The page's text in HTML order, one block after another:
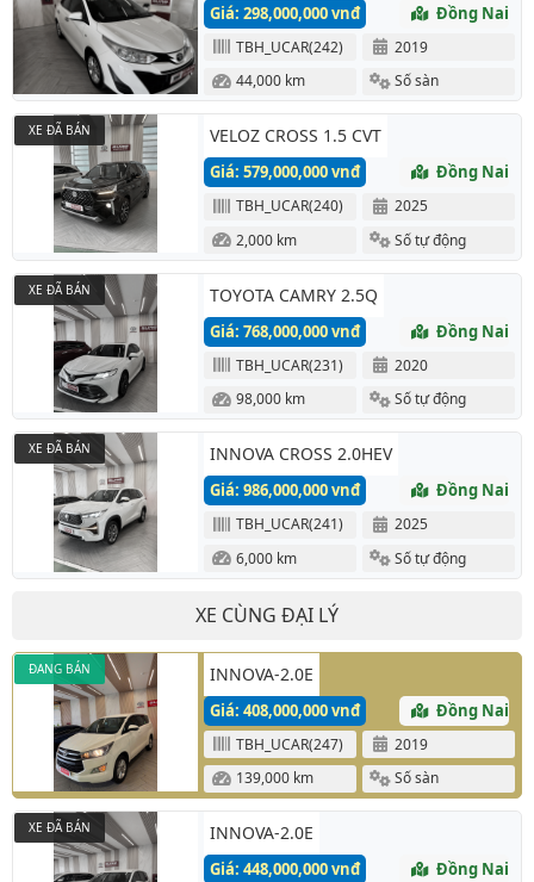
Giá: 298,000,000 vnđ Đồng Nai
TBH_UCAR(242)
2019
44,000 km
Số sàn
VELOZ CROSS 1.5 CVT
Giá: 579,000,000 vnđ Đồng Nai
TBH_UCAR(240)
2025
2,000 km
Số tự động
XE ĐÃ BÁN
TOYOTA CAMRY 2.5Q
Giá: 768,000,000 vnđ Đồng Nai
TBH_UCAR(231)
2020
98,000 km
Số tự động
XE ĐÃ BÁN
INNOVA CROSS 2.0HEV
Giá: 986,000,000 vnđ Đồng Nai
TBH_UCAR(241)
2025
6,000 km
Số tự động
XE ĐÃ BÁN
XE CÙNG ĐẠI LÝ
INNOVA-2.0E
Giá: 408,000,000 vnđ Đồng Nai
TBH_UCAR(247)
2019
139,000 km
Số sàn
ĐANG BÁN
INNOVA-2.0E
Giá: 448,000,000 vnđ Đồng Nai
XE ĐÃ BÁN